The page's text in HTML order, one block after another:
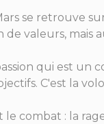
se retrouve
de valeurs, mais
qui est un
C'est la
le combat : la